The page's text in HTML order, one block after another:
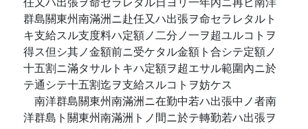
群島關東州南滿洲ニ赴任又ハ出張ヲ命セラレタルト
キ支給スル支度料ハ定額ノ二分ノ一ヲ超ユルコトヲ
得ス但シ其ノ金額前ニ受ケタル金額ト合シテ定額ノ
十五割ニ滿タサルトキハ定額ヲ超エサル範圍內ニ於
テ通シテ十五割迄ヲ支給スルコトヲ妨ケス
南洋群島關東州南滿洲ニ在勤中若ハ出張中ノ者南
洋群島ト關東州南滿洲トノ間ニ於テ轉勤若ハ出張ヲ